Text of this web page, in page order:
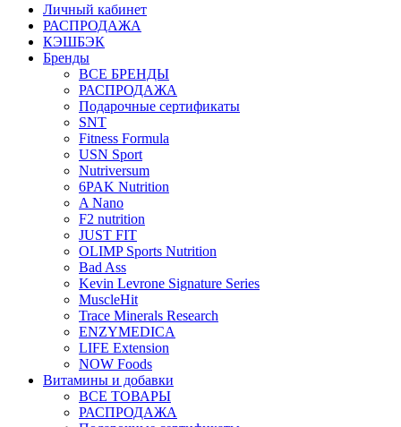
Личный кабинет
РАСПРОДАЖА
КЭШБЭК
Бренды
ВСЕ БРЕНДЫ
РАСПРОДАЖА
Подарочные сертификаты
SNT
Fitness Formula
USN Sport
Nutriversum
6PAK Nutrition
A Nano
F2 nutrition
JUST FIT
OLIMP Sports Nutrition
Bad Ass
Kevin Levrone Signature Series
MuscleHit
Trace Minerals Research
ENZYMEDICA
LIFE Extension
NOW Foods
Витамины и добавки
ВСЕ ТОВАРЫ
РАСПРОДАЖА